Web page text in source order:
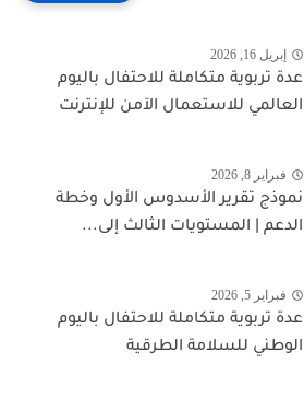
إبريل 16, 2026
عدة تربوية متكاملة للاحتفال باليوم
العالمي للاستعمال الآمن للإنترنت
فبراير 8, 2026
نموذج تقرير الأسدوس الأول وخطة
الدعم | المستويات الثالث إلى...
فبراير 5, 2026
عدة تربوية متكاملة للاحتفال باليوم
الوطني للسلامة الطرقية